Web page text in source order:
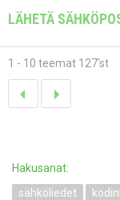
LÄHETÄ
1 - 10 teemat 127'st
Hakusanat:
sähköliedet